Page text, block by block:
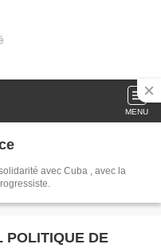
MENU
avec Cuba , avec la
POLITIQUE DE